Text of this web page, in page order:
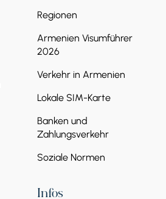
Regionen
Armenien Visumführer
2026
Verkehr in Armenien
Lokale SIM-Karte
Banken und
Zahlungsverkehr
Soziale Normen
Infos